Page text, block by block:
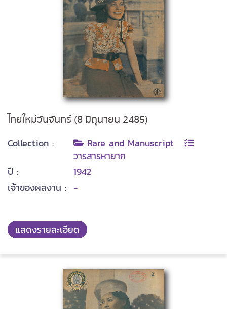
ไทยใหม่วันจันทร์ (8 มิถุนายน 2485)
Collection :
Rare and Manuscript
วารสารหายาก
ปี :
1942
เจ้าของผลงาน : -
แสดงรายละเอียด